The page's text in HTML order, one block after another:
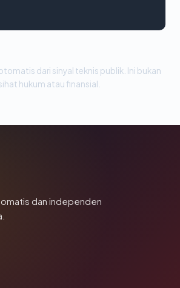
dari sinyal teknis publik. Ini bukan
hukum atau finansial.
dan independen